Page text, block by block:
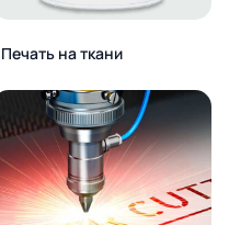
Печать на ткани